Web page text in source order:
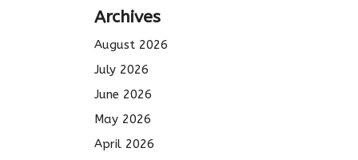
Archives
August 2026
July 2026
June 2026
May 2026
April 2026